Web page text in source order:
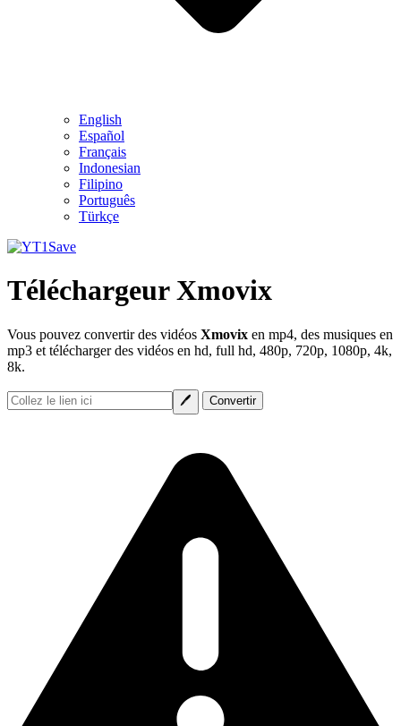
English
Español
Français
Indonesian
Filipino
Português
Türkçe
Téléchargeur Xmovix
Vous pouvez convertir des vidéos Xmovix en mp4, des musiques en
mp3 et télécharger des vidéos en hd, full hd, 480p, 720p, 1080p, 4k,
8k.